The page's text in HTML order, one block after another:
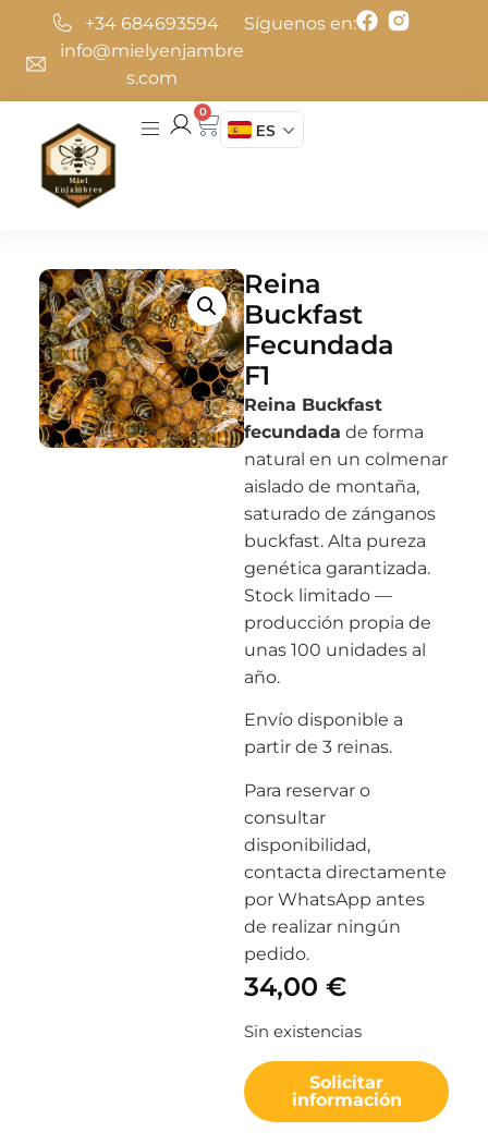
+34 684693594
info@mielyenjambre
s.com
Síguenos en:
0
ES
Reina
Buckfast
Fecundada
F1
Reina Buckfast
fecundada de forma
natural en un colmenar
aislado de montaña,
saturado de zánganos
buckfast. Alta pureza
genética garantizada.
Stock limitado —
producción propia de
unas 100 unidades al
año.
Envío disponible a
partir de 3 reinas.
Para reservar o
consultar
disponibilidad,
contacta directamente
por WhatsApp antes
de realizar ningún
pedido.
34,00 €
Sin existencias
Solicitar
información